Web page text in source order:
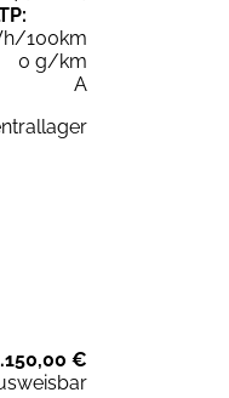
100km
0 g/km
A
€